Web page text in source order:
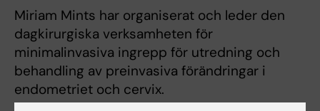
Miriam Mints har organiserat och leder den
dagkirurgiska verksamheten för
minimalinvasiva ingrepp för utredning och
behandling av preinvasiva förändringar i
endometriet och cervix.